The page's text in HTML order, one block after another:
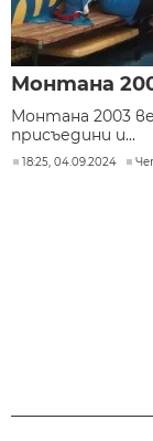
Монтана
Монтана 2003
присъедини и...
18:25, 04.09.2024